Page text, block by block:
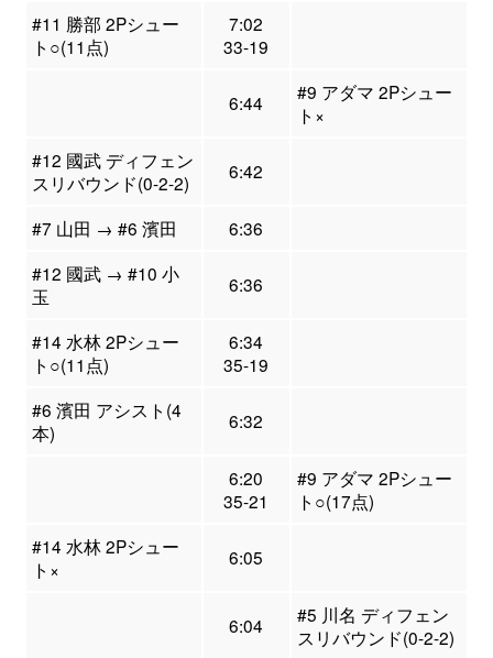
#11 勝部 2Pシュー
ト○(11点)
7:02
33-19
6:44
#9 アダマ 2Pシュー
ト×
#12 國武 ディフェン
スリバウンド(0-2-2)
6:42
#7 山田 → #6 濱田
6:36
#12 國武 → #10 小
玉
6:36
#14 水林 2Pシュー
ト○(11点)
6:34
35-19
#6 濱田 アシスト(4
本)
6:32
6:20
35-21
#9 アダマ 2Pシュー
ト○(17点)
#14 水林 2Pシュー
ト×
6:05
6:04
#5 川名 ディフェン
スリバウンド(0-2-2)